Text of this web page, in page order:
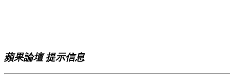
蘋果論壇 提示信息